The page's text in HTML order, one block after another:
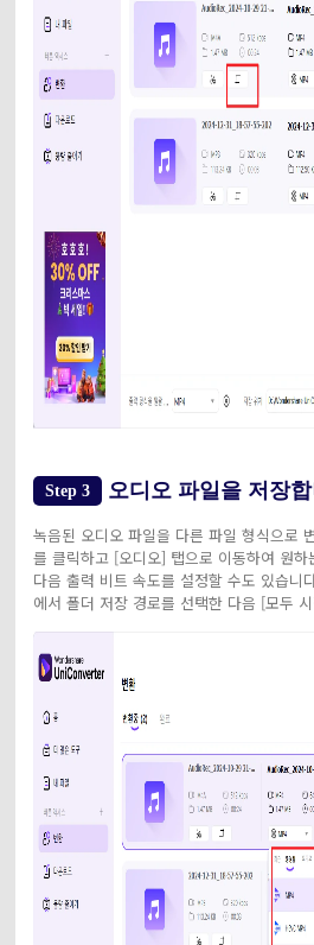
Step 3 오디오 파일을 저장
녹음된 오디오 파일을 다른 파일 형식으로
를 클릭하고 [오디오] 탭으로 이동하여 원
다음 출력 비트 속도를 설정할 수도 있습니
에서 폴더 저장 경로를 선택한 다음 [모두